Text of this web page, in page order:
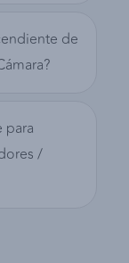
de
para
/